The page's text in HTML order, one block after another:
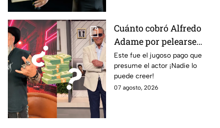
Cuánto cobró Alfredo
Adame por pelearse
con Carlos Trejo en
Ring Royale
Este fue el jugoso pago que
presume el actor ¡Nadie lo
puede creer!
07 agosto, 2026